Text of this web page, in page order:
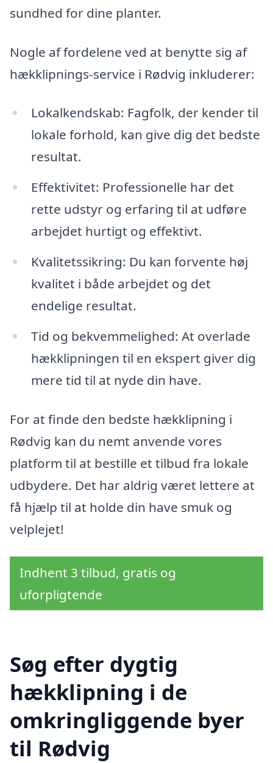
sundhed for dine planter.
Nogle af fordelene ved at benytte sig af
hækklipnings-service i Rødvig inkluderer:
Lokalkendskab: Fagfolk, der kender til
lokale forhold, kan give dig det bedste
resultat.
Effektivitet: Professionelle har det
rette udstyr og erfaring til at udføre
arbejdet hurtigt og effektivt.
Kvalitetssikring: Du kan forvente høj
kvalitet i både arbejdet og det
endelige resultat.
Tid og bekvemmelighed: At overlade
hækklipningen til en ekspert giver dig
mere tid til at nyde din have.
For at finde den bedste hækklipning i
Rødvig kan du nemt anvende vores
platform til at bestille et tilbud fra lokale
udbydere. Det har aldrig været lettere at
få hjælp til at holde din have smuk og
velplejet!
Indhent 3 tilbud, gratis og
uforpligtende
Søg efter dygtig
hækklipning i de
omkringliggende byer
til Rødvig